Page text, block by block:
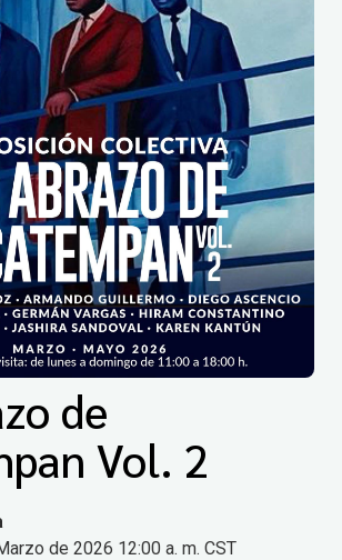
de
Vol. 2
de 2026 12:00 a. m. CST